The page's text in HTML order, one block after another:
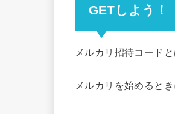
GETしよう！
メルカリ招待コードと
メルカリを始めるとき